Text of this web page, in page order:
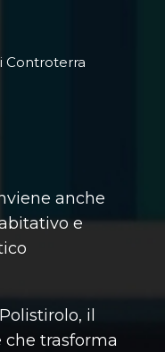
Controterra
anche
e
il
trasforma